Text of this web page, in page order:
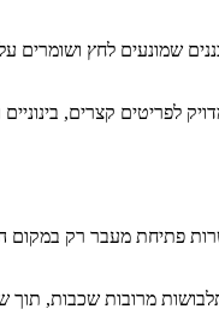
שמונעים לחץ ושומרים
לפריטים קצרים,
פתיחת מעבר רק במקום
מרובות שכבות, תוך